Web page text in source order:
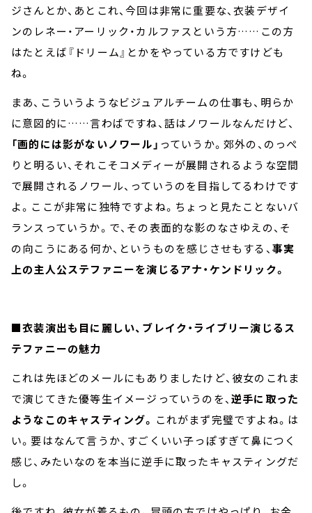
ジさんとか、あとこれ、今回は非常に重要な、衣装デザイ
ンのレネー・アーリック・カルファスという方……この方
はたとえば『ドリーム』とかをやっている方ですけども
ね。
まあ、こういうようなビジュアルチームの仕事も、明らか
に意図的に……言わばですね、話はノワールなんだけど、
「画的には影がないノワール」 っていうか。郊外の、のっぺ
りと明るい、それこそコメディーが展開されるような空間
で展開されるノワール、っていうのを目指してるわけです
よ。ここが非常に独特ですよね。ちょっと見たことないバ
ランスっていうか。で、その表面的な影のなさゆえの、そ
の向こうにある何か、というものを感じさせもする、 事実
上の主人公ステファニーを演じるアナ・ケンドリック。
■衣装演出も目に麗しい、ブレイク・ライブリー演じるス
テファニーの魅力
これは先ほどのメールにもありましたけど、彼女のこれま
で演じてきた優等生イメージっていうのを、 逆手に取った
ようなこのキャスティング。 これがまず完璧ですよね。は
い。要はなんて言うか、すごくいい子っぽすぎて鼻につく
感じ、みたいなのを本当に逆手に取ったキャスティングだ
し。